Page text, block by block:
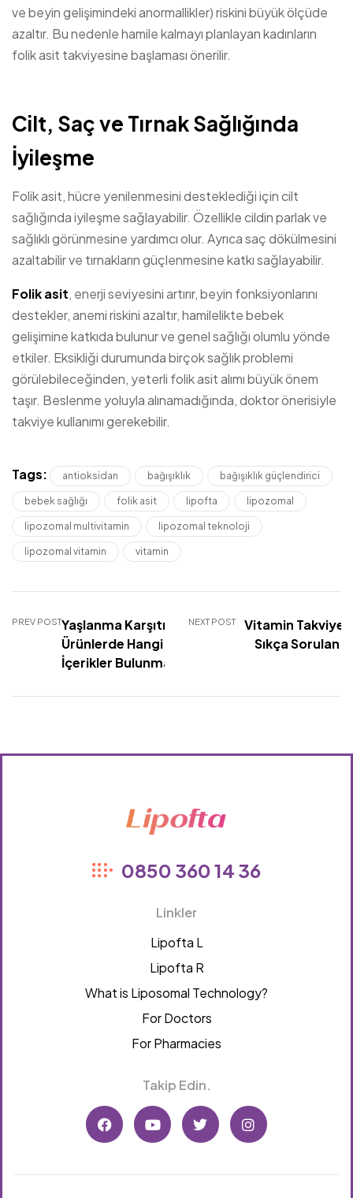
ve beyin gelişimindeki anormallikler) riskini büyük ölçüde
azaltır. Bu nedenle hamile kalmayı planlayan kadınların
folik asit takviyesine başlaması önerilir.
Cilt, Saç ve Tırnak Sağlığında
İyileşme
Folik asit, hücre yenilenmesini desteklediği için cilt
sağlığında iyileşme sağlayabilir. Özellikle cildin parlak ve
sağlıklı görünmesine yardımcı olur. Ayrıca saç dökülmesini
azaltabilir ve tırnakların güçlenmesine katkı sağlayabilir.
Folik asit, enerji seviyesini artırır, beyin fonksiyonlarını
destekler, anemi riskini azaltır, hamilelikte bebek
gelişimine katkıda bulunur ve genel sağlığı olumlu yönde
etkiler. Eksikliği durumunda birçok sağlık problemi
görülebileceğinden, yeterli folik asit alımı büyük önem
taşır. Beslenme yoluyla alınamadığında, doktor önerisiyle
takviye kullanımı gerekebilir.
Tags: antioksidan bağışıklık bağışıklık güçlendirici
bebek sağlığı folik asit lipofta lipozomal
lipozomal multivitamin lipozomal teknoloji
lipozomal vitamin vitamin
PREV POSTYaşlanma Karşıtı
Ürünlerde Hangi
İçerikler Bulunmalı?
NEXT POST
Vitamin
Sıkça Sorulan
Lipofta 0850 360 14 36
Linkler
Lipofta L
Lipofta R
What is Liposomal Technology?
For Doctors
For Pharmacies
Takip Edin.